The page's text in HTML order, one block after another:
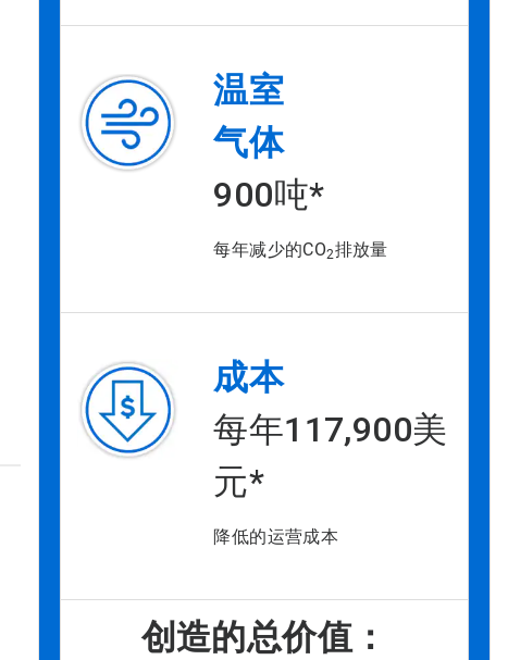
温室
气体
900吨*
每年减少的CO2排放量
成本
每年117,900美
元*
降低的运营成本
创造的总价值：